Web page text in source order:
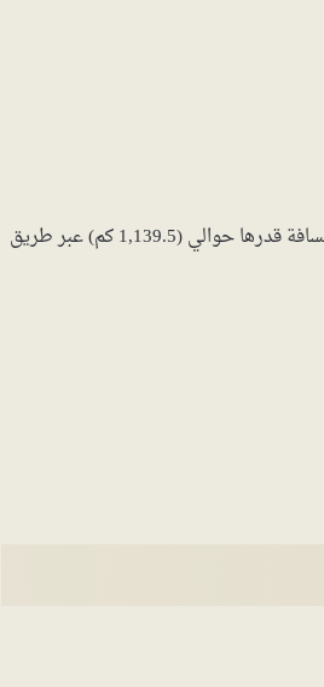
تستغرق الرحلة بالسيارة من عنتاب إلى اسطنبول قرابة (12 ساعة 4 دقائق) وستقطع مسافة قدرها حوالي (1,139.5 كم) عبر طريق